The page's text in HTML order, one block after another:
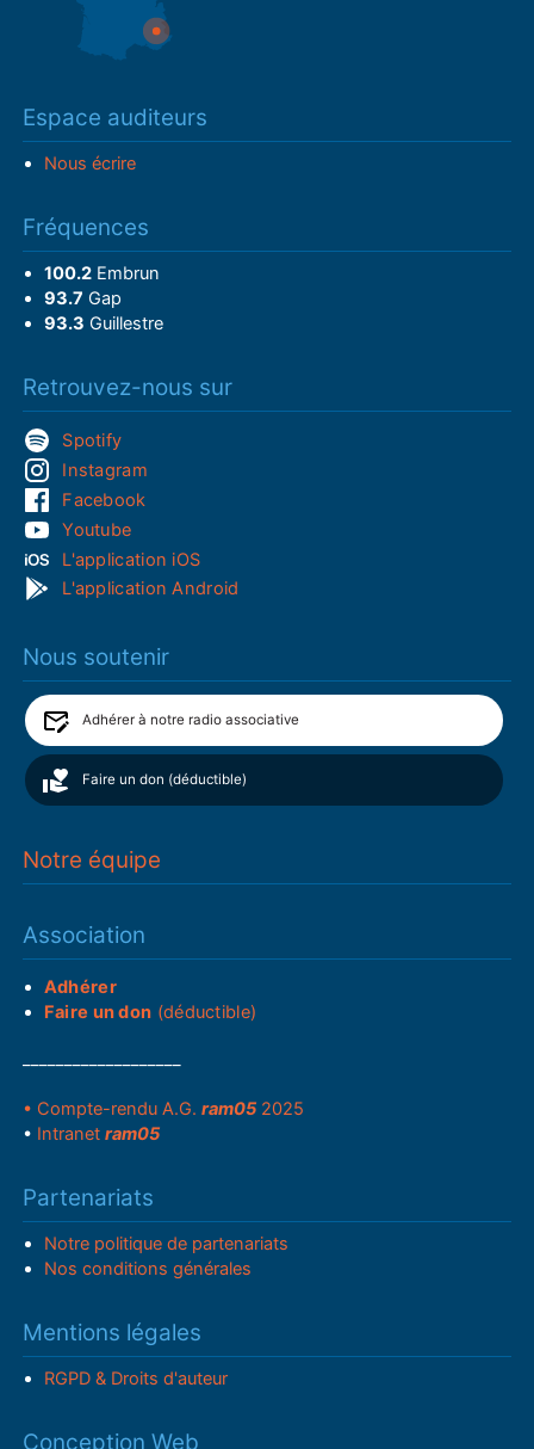
Espace auditeurs
Nous écrire
Fréquences
100.2Embrun
93.7 Gap
93.3 Guillestre
Retrouvez-nous sur
Spotify
Instagram
Facebook
Youtube
L'application iOS
L'application Android
Nous soutenir
Adhérer à notre radio associative
Faire un don (déductible)
Notre équipe
Association
Adhérer
Faire un don (déductible)
• Compte-rendu A.G.ram05 2025
• Intranetram05
Partenariats
Notre politique de partenariats
Nos conditions générales
Mentions légales
RGPD & Droits d'auteur
Conception Web